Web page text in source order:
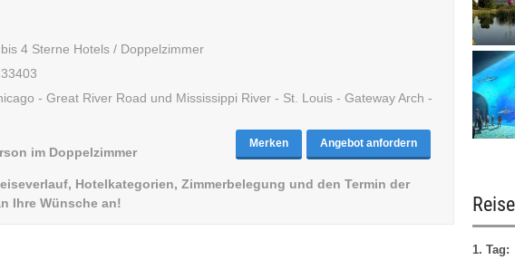
4 Sterne Hotels / Doppelzimmer
- Great River Road und Mississippi River - St. Louis - Gateway Arch -
im Doppelzimmer
Angebot anfordern
Merken
Hotelkategorien, Zimmerbelegung und den Termin der
Ihre Wünsche an!
1. Tag: